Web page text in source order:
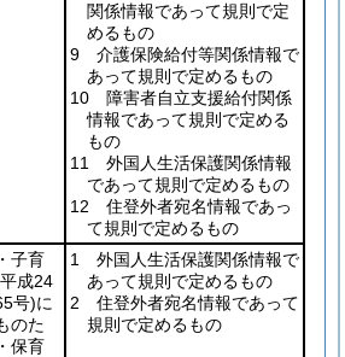
関係情報であって規則で定
めるもの
9 介護保険給付等関係情報で
あって規則で定めるもの
10 障害者自立支援給付関係
情報であって規則で定める
もの
11 外国人生活保護関係情報
であって規則で定めるもの
12 住登外者宛名情報であっ
て規則で定めるもの
子育
成24
号)に
のた
保育
1 外国人生活保護関係情報で
あって規則で定めるもの
2 住登外者宛名情報であって
規則で定めるもの